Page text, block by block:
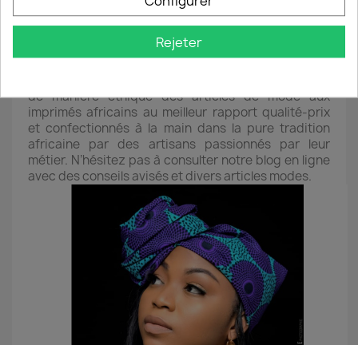
originaux du quotidien tels que des mugs/tasses,
de manière éthique des articles de mode aux
imprimés africains au meilleur rapport qualité-prix
et confectionnés à la main dans la pure tradition
africaine par des artisans passionnés par leur
métier. N’hésitez pas à consulter notre blog en ligne
avec des conseils avisés et divers articles modes.
Rejeter